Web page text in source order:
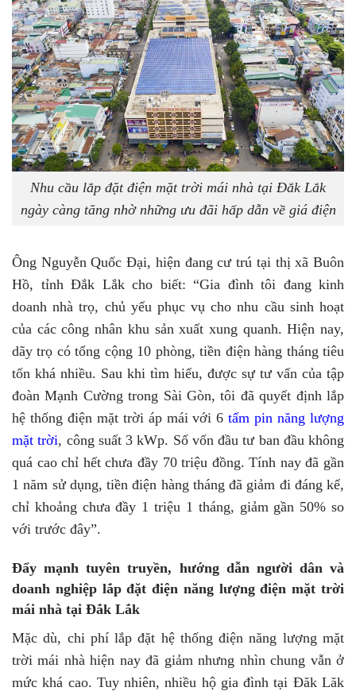
Nhu cầu lắp đặt điện mặt trời mái nhà tại Đắk Lắk
ngày càng tăng nhờ những ưu đãi hấp dẫn về giá điện
Ông Nguyễn Quốc Đại, hiện đang cư trú tại thị xã Buôn
Hồ, tỉnh Đắk Lắk cho biết: “Gia đình tôi đang kinh
doanh nhà trọ, chủ yếu phục vụ cho nhu cầu sinh hoạt
của các công nhân khu sản xuất xung quanh. Hiện nay,
dãy trọ có tổng cộng 10 phòng, tiền điện hàng tháng tiêu
tốn khá nhiều. Sau khi tìm hiểu, được sự tư vấn của tập
đoàn Mạnh Cường trong Sài Gòn, tôi đã quyết định lắp
hệ thống điện mặt trời áp mái với 6 tấm pin năng lượng
mặt trời, công suất 3 kWp. Số vốn đầu tư ban đầu không
quá cao chỉ hết chưa đầy 70 triệu đồng. Tính nay đã gần
1 năm sử dụng, tiền điện hàng tháng đã giảm đi đáng kể,
chỉ khoảng chưa đầy 1 triệu 1 tháng, giảm gần 50% so
với trước đây”.
Đẩy mạnh tuyên truyền, hướng dẫn người dân và
doanh nghiệp lắp đặt điện năng lượng điện mặt trời
mái nhà tại Đắk Lắk
Mặc dù, chi phí lắp đặt hệ thống điện năng lượng mặt
trời mái nhà hiện nay đã giảm nhưng nhìn chung vẫn ở
mức khá cao. Tuy nhiên, nhiều hộ gia đình tại Đăk Lăk